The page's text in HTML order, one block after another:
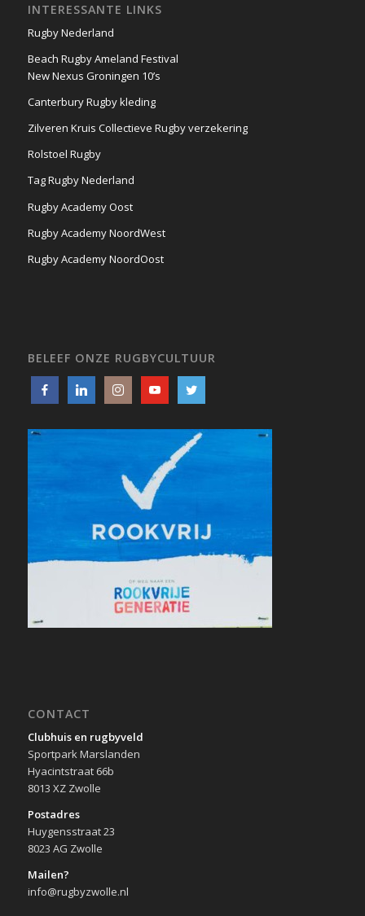
INTERESSANTE LINKS
Rugby Nederland
Beach Rugby Ameland Festival
New Nexus Groningen 10’s
Canterbury Rugby kleding
Zilveren Kruis Collectieve Rugby verzekering
Rolstoel Rugby
Tag Rugby Nederland
Rugby Academy Oost
Rugby Academy NoordWest
Rugby Academy NoordOost
BELEEF ONZE RUGBYCULTUUR
CONTACT
Clubhuis en rugbyveld
Sportpark Marslanden
Hyacintstraat 66b
8013 XZ Zwolle
Postadres
Huygensstraat 23
8023 AG Zwolle
Mailen?
info@rugbyzwolle.nl